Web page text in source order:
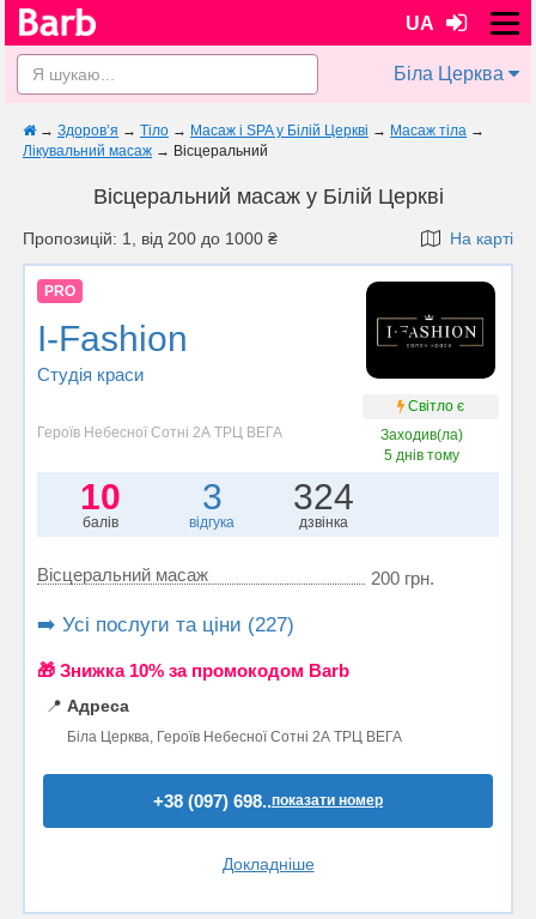
UA
Біла Церква
→ Здоров’я → Тіло → Масаж і SPA у Білій Церкві → Масаж тіла →
Лікувальний масаж → Вісцеральний
Вісцеральний масаж у Білій Церкві
Пропозицій: 1, від 200 до 1000 ₴ На карті
PRO
I-Fashion
Студія краси
Світло є
Героїв Небесної Сотні 2А ТРЦ ВЕГА
Заходив(ла)
5 днів тому
10
балів
3
відгука
324
дзвінка
Вісцеральний масаж 200 грн.
➡️ Усі послуги та ціни (227)
🎁 Знижка 10% за промокодом Barb
📍 Адреса
Біла Церква, Героїв Небесної Сотні 2А ТРЦ ВЕГА
+38 (097) 698..показати номер
Докладніше